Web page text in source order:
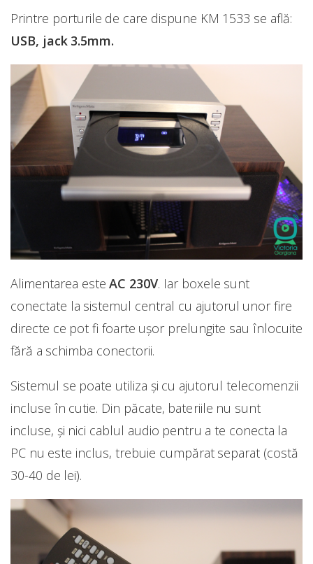
Printre porturile de care dispune KM 1533 se află:
USB, jack 3.5mm.
Alimentarea esteAC 230V. Iar boxele sunt
conectate la sistemul central cu ajutorul unor fire
directe ce pot fi foarte ușor prelungite sau înlocuite
fără a schimba conectorii.
Sistemul se poate utiliza și cu ajutorul telecomenzii
incluse în cutie. Din păcate, bateriile nu sunt
incluse, și nici cablul audio pentru a te conecta la
PC nu este inclus, trebuie cumpărat separat (costă
30-40 de lei).